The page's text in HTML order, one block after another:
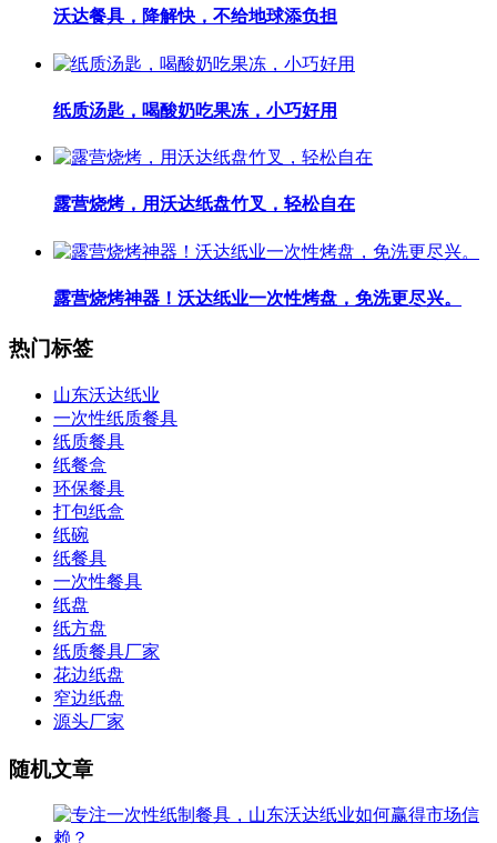
沃达餐具，降解快，不给地球添负担
纸质汤匙，喝酸奶吃果冻，小巧好用
露营烧烤，用沃达纸盘竹叉，轻松自在
露营烧烤神器！沃达纸业一次性烤盘，免洗更尽兴。
热门标签
山东沃达纸业
一次性纸质餐具
纸质餐具
纸餐盒
环保餐具
打包纸盒
纸碗
纸餐具
一次性餐具
纸盘
纸方盘
纸质餐具厂家
花边纸盘
窄边纸盘
源头厂家
随机文章